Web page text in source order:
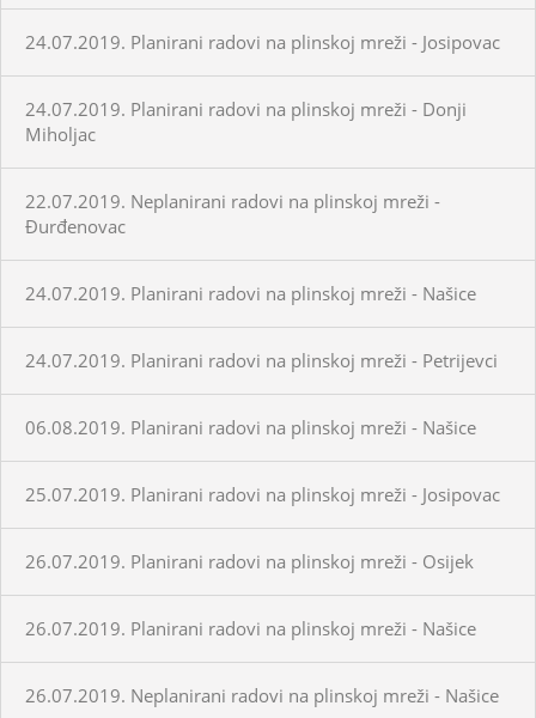
24.07.2019. Planirani radovi na plinskoj mreži - Josipovac
24.07.2019. Planirani radovi na plinskoj mreži - Donji
Miholjac
22.07.2019. Neplanirani radovi na plinskoj mreži -
Đurđenovac
24.07.2019. Planirani radovi na plinskoj mreži - Našice
24.07.2019. Planirani radovi na plinskoj mreži - Petrijevci
06.08.2019. Planirani radovi na plinskoj mreži - Našice
25.07.2019. Planirani radovi na plinskoj mreži - Josipovac
26.07.2019. Planirani radovi na plinskoj mreži - Osijek
26.07.2019. Planirani radovi na plinskoj mreži - Našice
26.07.2019. Neplanirani radovi na plinskoj mreži - Našice